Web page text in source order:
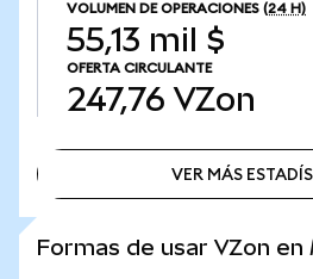
VOLUMEN DE OPERACIONES (24 H)
55,13 mil $
OFERTA CIRCULANTE
247,76 VZon
VER MÁS
Formas de usar VZon en